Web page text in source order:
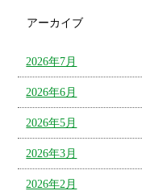
アーカイブ
2026年7月
2026年6月
2026年5月
2026年3月
2026年2月